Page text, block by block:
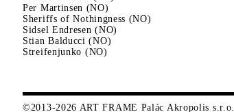
Per Martinsen (NO)
Sheriffs of Nothingness (NO)
Sidsel Endresen (NO)
Stian Balducci (NO)
Streifenjunko (NO)
©2013-2026 ART FRAME Palác Akropolis s.r.o.